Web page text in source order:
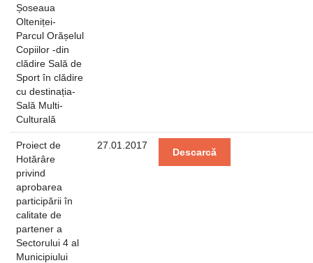
Șoseaua
Olteniței-
Parcul Orășelul
Copiilor -din
clădire Sală de
Sport în clădire
cu destinația-
Sală Multi-
Culturală
Proiect de
Hotărâre
privind
aprobarea
participării în
calitate de
partener a
Sectorului 4 al
Municipiului
27.01.2017
Descarcă